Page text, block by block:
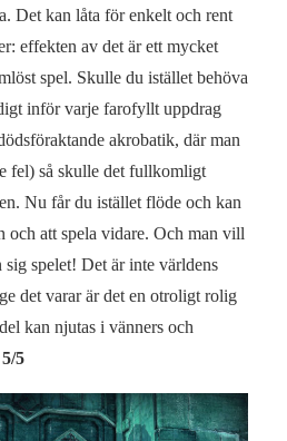
Det kan låta för enkelt och rent
effekten av det är ett mycket
spel. Skulle du istället behöva
inför varje farofyllt uppdrag
akrobatik, där man
fel) så skulle det fullkomligt
Nu får du istället flöde och kan
och att spela vidare. Och man vill
spelet! Det är inte världens
det varar är det en otroligt rolig
kan njutas i vänners och
5/5